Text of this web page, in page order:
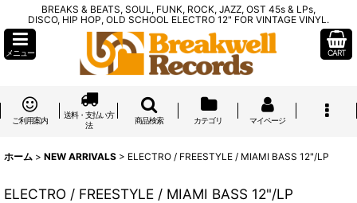
BREAKS & BEATS, SOUL, FUNK, ROCK, JAZZ, OST 45s & LPs,
DISCO, HIP HOP, OLD SCHOOL ELECTRO 12" FOR VINTAGE VINYL.
メニュー CART
ご利用案内
送料・支払い方
法
商品検索 カテゴリ マイページ
ホーム > NEW ARRIVALS > ELECTRO / FREESTYLE / MIAMI BASS 12"/LP
ELECTRO / FREESTYLE / MIAMI BASS 12"/LP